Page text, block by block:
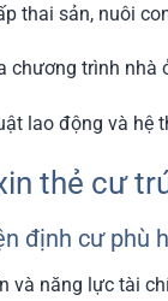
thai sản, nuôi
chương trình nhà
lao động và hệ
thẻ cư
định cư phù
và năng lực tài